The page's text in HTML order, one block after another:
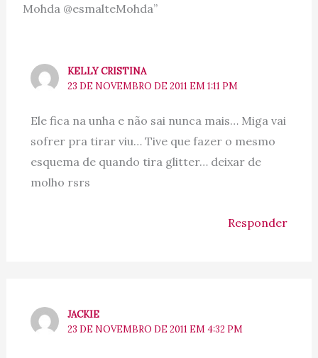
Mohda @esmalteMohda”
KELLY CRISTINA
23 DE NOVEMBRO DE 2011 EM 1:11 PM
Ele fica na unha e não sai nunca mais… Miga vai
sofrer pra tirar viu… Tive que fazer o mesmo
esquema de quando tira glitter… deixar de
molho rsrs
Responder
JACKIE
23 DE NOVEMBRO DE 2011 EM 4:32 PM